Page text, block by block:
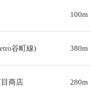
100m
谷町線) 380m
商店 280m